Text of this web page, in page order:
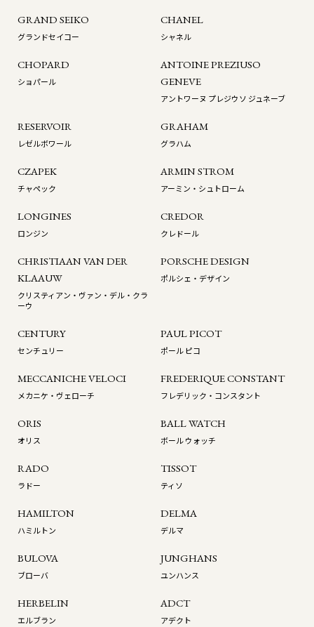
GRAND SEIKO
グランドセイコー
CHANEL
シャネル
CHOPARD
ショパール
ANTOINE PREZIUSO
GENEVE
アントワーヌ プレジウソ ジュネーブ
RESERVOIR
レゼルボワール
GRAHAM
グラハム
CZAPEK
チャペック
ARMIN STROM
アーミン・シュトローム
LONGINES
ロンジン
CREDOR
クレドール
CHRISTIAAN VAN DER
KLAAUW
クリスティアン・ヴァン・デル・クラ
ーウ
PORSCHE DESIGN
ポルシェ・デザイン
CENTURY
センチュリー
PAUL PICOT
ポール ピコ
MECCANICHE VELOCI
メカニケ・ヴェローチ
FREDERIQUE CONSTANT
フレデリック・コンスタント
ORIS
オリス
BALL WATCH
ボール ウォッチ
RADO
ラドー
TISSOT
ティソ
HAMILTON
ハミルトン
DELMA
デルマ
BULOVA
ブローバ
JUNGHANS
ユンハンス
HERBELIN
エルブラン
ADCT
アデクト